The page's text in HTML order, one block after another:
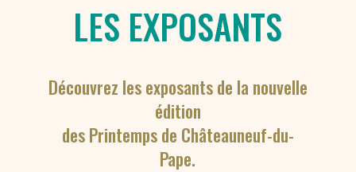
LES EXPOSANTS
Découvrez les exposants de la nouvelle
édition
des Printemps de Châteauneuf-du-
Pape.